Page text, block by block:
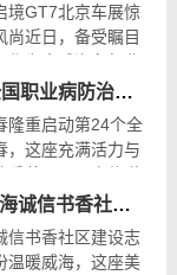
境GT7北京车展惊
尚近日，备受瞩目
作为全球汽车行业
众多国内外知名
长春成功举办第24个全国职业病防治法宣传周启动仪式
重启动第24个全
，这座充满活力与
季节里，再次传递
。4月26日，第
中央社会工作部引领威海诚信书香社区建设志愿服务启幕
信书香社区建设志
温暖威海，这座美